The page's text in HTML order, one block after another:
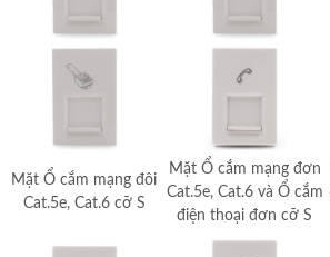
Mặt Ổ cắm mạng đôi
Cat.5e, Cat.6 cỡ S
Mặt Ổ cắm mạng đơn
Cat.5e, Cat.6 và Ổ cắm
điện thoại đơn cỡ S